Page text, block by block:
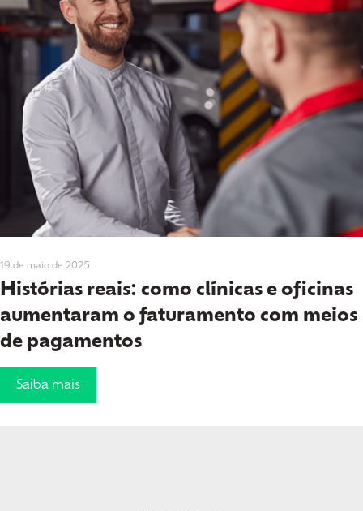
19 de maio de 2025
Histórias reais: como clínicas e oficinas
aumentaram o faturamento com meios
de pagamentos
Saiba mais